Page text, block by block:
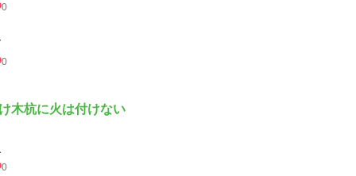
0
0
木杭に火は付けない
0